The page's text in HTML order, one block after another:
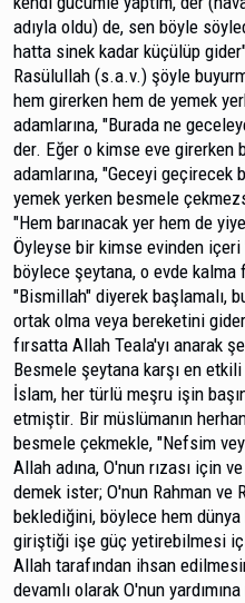
adıyla oldu) de, sen böyle
hatta sinek kadar küçülüp
Rasülullah (s.a.v.) şöyle
hem girerken hem de yemek
adamlarına, "Burada ne
der. Eğer o kimse eve girerken
adamlarına, "Gece­yi geçirecek
yemek yerken besmele
"Hem barına­cak yer hem de
Öyleyse bir kimse evinden
böylece şeytana, o evde kalma
"Bismillah" diyerek başlamalı,
ortak olma veya bereketini
fırsatta Allah Teala'yı anarak
Besmele şeytana karşı en
İslam, her türlü meşru işin
etmiştir. Bir müslümanın
besmele çekmekle, "Nefsim
Allah adına, O'nun rızası için
demek ister; O'nun Rahman
beklediğini, böylece hem
giriştiği işe güç yetirebilmesi
Allah tarafından ihsan
devamlı olarak O'nun